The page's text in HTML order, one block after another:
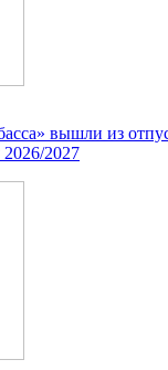
вышли из
2026/2027